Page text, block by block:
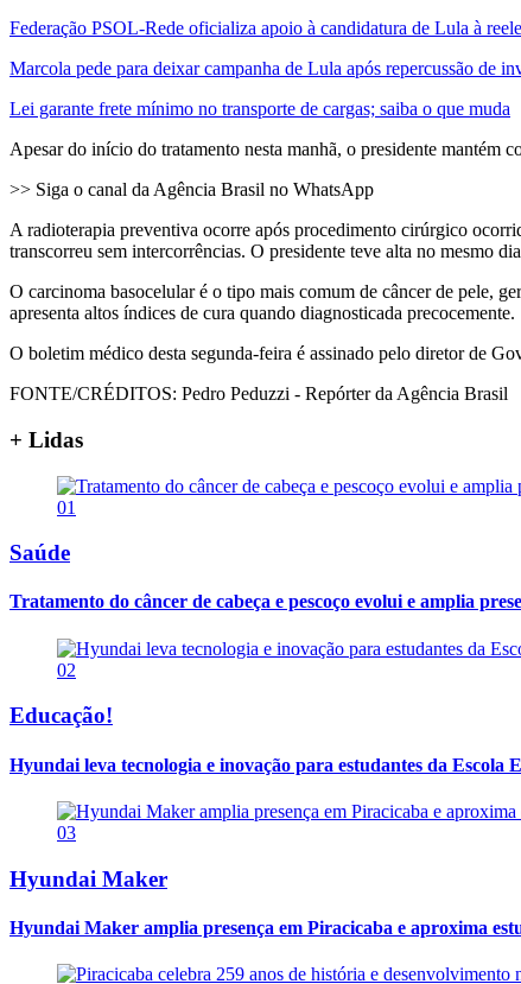
Federação PSOL-Rede oficializa apoio à candidatura de Lula à
Marcola pede para deixar campanha de Lula após repercussão de
Lei garante frete mínimo no transporte de cargas; saiba o que muda
Apesar do início do tratamento nesta manhã, o presidente mantém
>> Siga o canal da Agência Brasil no WhatsApp
A radioterapia preventiva ocorre após procedimento cirúrgico
transcorreu sem intercorrências. O presidente teve alta no mesmo
O carcinoma basocelular é o tipo mais comum de câncer de pele,
apresenta altos índices de cura quando diagnosticada precocemente.
O boletim médico desta segunda-feira é assinado pelo diretor de
FONTE/CRÉDITOS: Pedro Peduzzi - Repórter da Agência Brasil
+ Lidas
01
Saúde
Tratamento do câncer de cabeça e pescoço evolui e amplia
02
Educação!
Hyundai leva tecnologia e inovação para estudantes da Escola
03
Hyundai Maker
Hyundai Maker amplia presença em Piracicaba e aproxima